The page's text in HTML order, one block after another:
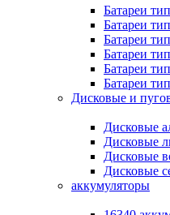
Батареи
Батареи
Батареи
Батареи
Батареи
Батареи
Дисковые и
Дисковые
Дисковые
Дисковые
Дисковые
аккумуляторы